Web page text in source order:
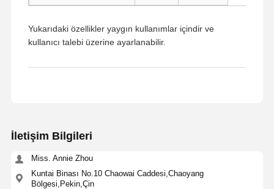
Yukarıdaki özellikler yaygın kullanımlar içindir ve
kullanıcı talebi üzerine ayarlanabilir.
İletişim Bilgileri
Miss. Annie Zhou
Kuntai Binası No.10 Chaowai Caddesi,Chaoyang
Bölgesi,Pekin,Çin